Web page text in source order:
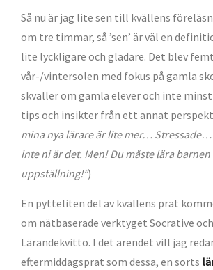
Så nu är jag lite sen till kvällens
om tre timmar, så ’sen’ är väl en
lite lyckligare och gladare. Det blev
vår-/vintersolen med fokus på gamla
skvaller om gamla elever och inte
tips och insikter från ett annat
mina nya lärare är lite mer… Stressade…
inte ni är det. Men! Du måste lära
uppställning!”)
En pytteliten del av kvällens prat
om nätbaserade verktyget Socrative
Lärandekvitto. I det ärendet vill jag
eftermiddagsprat som dessa, en sorts